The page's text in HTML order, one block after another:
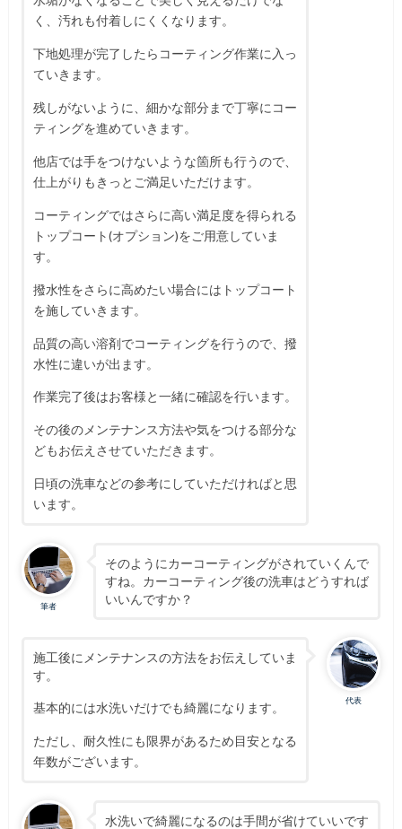
く、汚れも付着しにくくなります。
下地処理が完了したらコーティング作業に入っ
ていきます。
残しがないように、細かな部分まで丁寧にコー
ティングを進めていきます。
他店では手をつけないような箇所も行うので、
仕上がりもきっとご満足いただけます。
コーティングではさらに高い満足度を得られる
トップコート(オプション)をご用意していま
す。
撥水性をさらに高めたい場合にはトップコート
を施していきます。
品質の高い溶剤でコーティングを行うので、撥
水性に違いが出ます。
作業完了後はお客様と一緒に確認を行います。
その後のメンテナンス方法や気をつける部分な
どもお伝えさせていただきます。
日頃の洗車などの参考にしていただければと思
います。
筆者
そのようにカーコーティングがされていくんで
すね。カーコーティング後の洗車はどうすれば
いいんですか？
代表
施工後にメンテナンスの方法をお伝えしていま
す。
基本的には水洗いだけでも綺麗になります。
ただし、耐久性にも限界があるため目安となる
年数がございます。
水洗いで綺麗になるのは手間が省けていいです